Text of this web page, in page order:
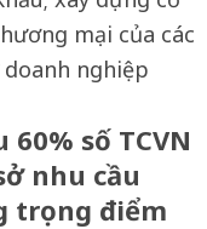
mại của các
nghiệp
số TCVN
nhu cầu
trọng điểm